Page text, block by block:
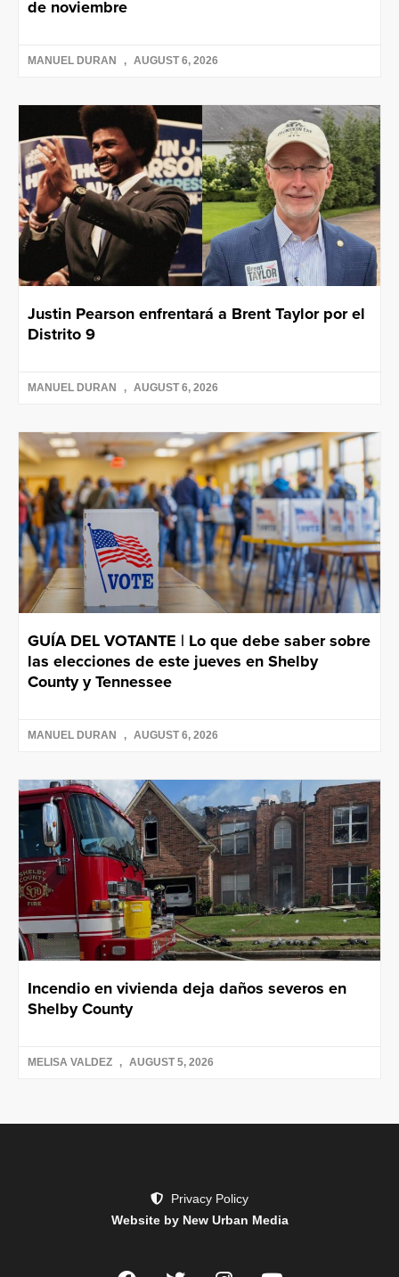
de noviembre
MANUEL DURAN AUGUST 6, 2026
Justin Pearson enfrentará a Brent Taylor por el
Distrito 9
MANUEL DURAN AUGUST 6, 2026
GUÍA DEL VOTANTE | Lo que debe saber sobre
las elecciones de este jueves en Shelby
County y Tennessee
MANUEL DURAN AUGUST 6, 2026
Incendio en vivienda deja daños severos en
Shelby County
MELISA VALDEZ AUGUST 5, 2026
Privacy Policy
Website by New Urban Media